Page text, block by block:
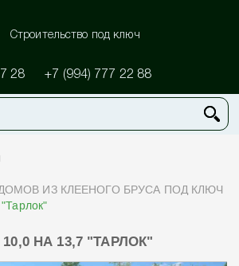
Строительство под ключ
28 +7 (994) 777 22 88
ИЗ КЛЕЕНОГО БРУСА ПОД КЛЮЧ
НА 13,7 "ТАРЛОК"